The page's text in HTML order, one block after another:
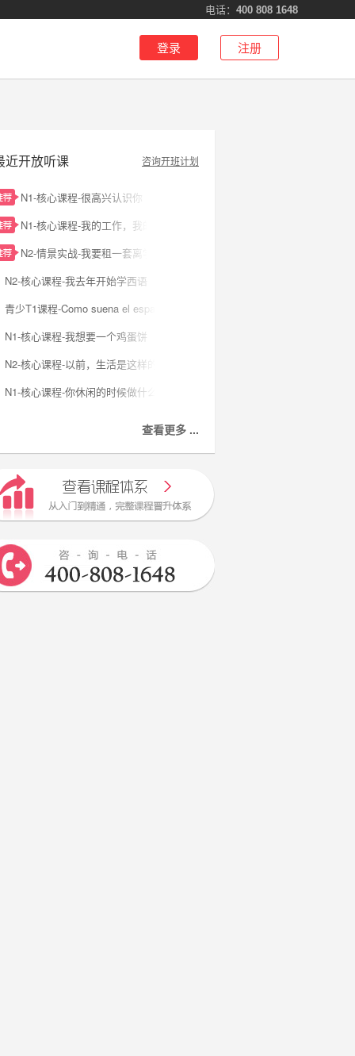
电话： 400 808 1648
登录 注册
近开放听课 咨询开班计划
N1-核心课程-很高兴认识你
N1-核心课程-我的工作，我的生活
N2-情景实战-我要租一套离学校近的房子
N2-核心课程-我去年开始学西语
青少T1课程-Como suena el espanol?
N1-核心课程-我想要一个鸡蛋饼
N2-核心课程-以前，生活是这样的
N1-核心课程-你休闲的时候做什么？
查看更多 ...